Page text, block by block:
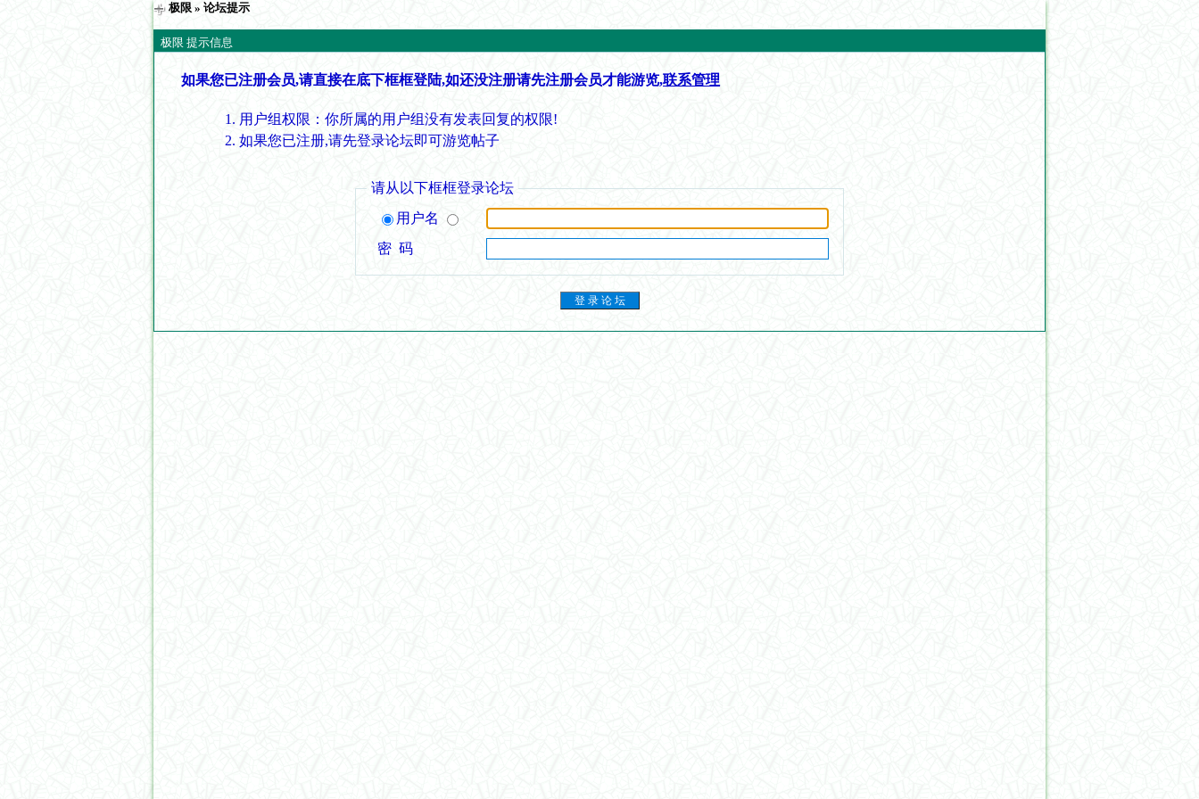
极限 » 论坛提示
极限 提示信息
如果您已注册会员,请直接在底下框框登陆,如还没注册请先注册会员才能游览,联系管理
用户组权限：你所属的用户组没有发表回复的权限!
如果您已注册,请先登录论坛即可游览帖子
请从以下框框登录论坛
用户名
密 码